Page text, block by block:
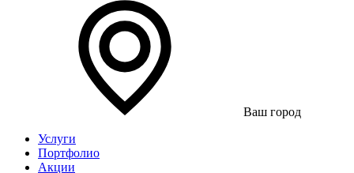
Ваш город
Услуги
Портфолио
Акции